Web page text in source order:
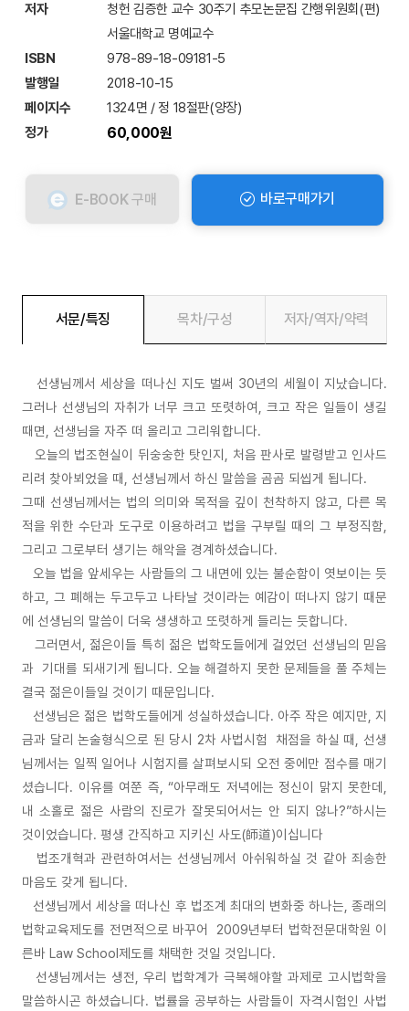
저자
청헌 김증한 교수 30주기 추모논문집 간행위원회(편)
서울대학교 명예교수
ISBN
978-89-18-09181-5
발행일
2018-10-15
페이지수
1324면 / 정 18절판(양장)
정가
60,000원
E-BOOK구매 바로구매가기
서문/특징 목차/구성 저자/역자/약력
선생님께서 세상을 떠나신 지도 벌써 30년의 세월이 지났습니다.
그러나 선생님의 자취가 너무 크고 또렷하여, 크고 작은 일들이 생길
때면, 선생님을 자주 떠 올리고 그리워합니다.
오늘의 법조현실이 뒤숭숭한 탓인지, 처음 판사로 발령받고 인사드
리려 찾아뵈었을 때, 선생님께서 하신 말씀을 곰곰 되씹게 됩니다.
그때 선생님께서는 법의 의미와 목적을 깊이 천착하지 않고, 다른 목
적을 위한 수단과 도구로 이용하려고 법을 구부릴 때의 그 부정직함,
그리고 그로부터 생기는 해악을 경계하셨습니다.
오늘 법을 앞세우는 사람들의 그 내면에 있는 불순함이 엿보이는 듯
하고, 그 폐해는 두고두고 나타날 것이라는 예감이 떠나지 않기 때문
에 선생님의 말씀이 더욱 생생하고 또렷하게 들리는 듯합니다.
그러면서, 젊은이들 특히 젊은 법학도들에게 걸었던 선생님의 믿음
과 기대를 되새기게 됩니다. 오늘 해결하지 못한 문제들을 풀 주체는
결국 젊은이들일 것이기 때문입니다.
선생님은 젊은 법학도들에게 성실하셨습니다. 아주 작은 예지만, 지
금과 달리 논술형식으로 된 당시 2차 사법시험 채점을 하실 때, 선생
님께서는 일찍 일어나 시험지를 살펴보시되 오전 중에만 점수를 매기
셨습니다. 이유를 여쭌 즉, “아무래도 저녁에는 정신이 맑지 못한데,
내 소홀로 젊은 사람의 진로가 잘못되어서는 안 되지 않나?”하시는
것이었습니다. 평생 간직하고 지키신 사도(師道)이십니다
법조개혁과 관련하여서는 선생님께서 아쉬워하실 것 같아 죄송한
마음도 갖게 됩니다.
선생님께서 세상을 떠나신 후 법조계 최대의 변화중 하나는, 종래의
법학교육제도를 전면적으로 바꾸어 2009년부터 법학전문대학원 이
른바 Law School제도를 채택한 것일 것입니다.
선생님께서는 생전, 우리 법학계가 극복해야할 과제로 고시법학을
말씀하시곤 하셨습니다. 법률을 공부하는 사람들이 자격시험인 사법